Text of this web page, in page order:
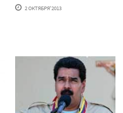
2 ОКТЯБРЯ'2013